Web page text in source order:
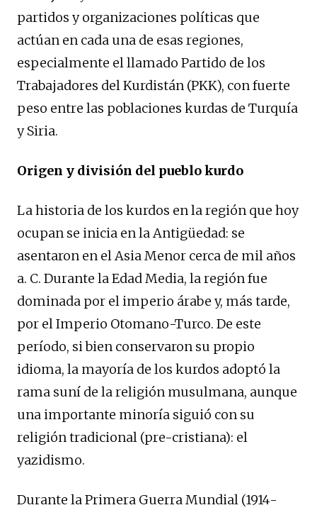
partidos y organizaciones políticas que
actúan en cada una de esas regiones,
especialmente el llamado Partido de los
Trabajadores del Kurdistán (PKK), con fuerte
peso entre las poblaciones kurdas de Turquía
y Siria.
Origen y división del pueblo kurdo
La historia de los kurdos en la región que hoy
ocupan se inicia en la Antigüedad: se
asentaron en el Asia Menor cerca de mil años
a. C. Durante la Edad Media, la región fue
dominada por el imperio árabe y, más tarde,
por el Imperio Otomano-Turco. De este
período, si bien conservaron su propio
idioma, la mayoría de los kurdos adoptó la
rama suní de la religión musulmana, aunque
una importante minoría siguió con su
religión tradicional (pre-cristiana): el
yazidismo.
Durante la Primera Guerra Mundial (1914-